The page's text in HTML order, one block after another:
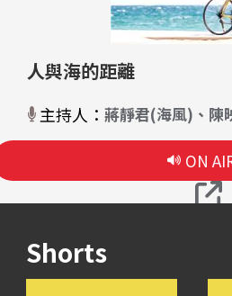
人與海的距離
ON
主持人：蔣靜君(海風)、陳
Shorts